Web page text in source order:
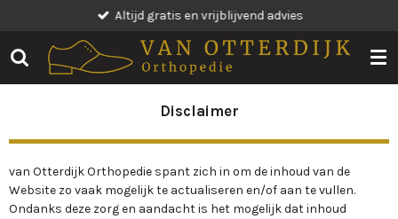
naar
Altijd gratis en vrijblijvend advies
Disclaimer
van Otterdijk Orthopedie spant zich in om de inhoud van de
Website zo vaak mogelijk te actualiseren en/of aan te vullen.
Ondanks deze zorg en aandacht is het mogelijk dat inhoud